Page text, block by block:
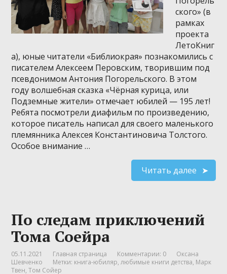
ского» (в
рамках
проекта
ЛетоКниг
а), юные читатели «Библиокрая» познакомились с
писателем Алексеем Перовским, творившим под
псевдонимом Антония Погорельского. В этом
году волшебная сказка «Чёрная курица, или
Подземные жители» отмечает юбилей — 195 лет!
Ребята посмотрели диафильм по произведению,
которое писатель написал для своего маленького
племянника Алексея Константиновича Толстого.
Особое внимание …
Читать далее
По следам приключений
Тома Соейра
05.11.2021 Главная страница Комментарии: 0
Оксана
Шевченко
Метки: книга-юбиляр,любимые книги детства, Марк
Твен,Том Сойер